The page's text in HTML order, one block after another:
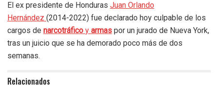
El ex presidente de Honduras Juan Orlando
Hernández (2014-2022) fue declarado hoy culpable de los
cargos de narcotráfico y armas por un jurado de Nueva York,
tras un juicio que se ha demorado poco más de dos
semanas.
Relacionados